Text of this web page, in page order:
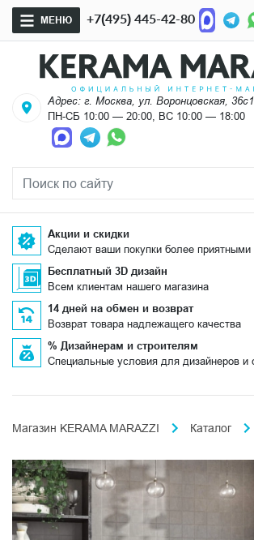
МЕНЮ +7(495) 445-42-80
Адрес: г. Москва, ул. Воронцовская, 36с1
ПН-СБ 10:00 — 20:00, ВС 10:00 — 18:00
Акции и скидки
Сделают ваши покупки более приятными
Бесплатный 3D дизайн
Всем клиентам нашего магазина
14 дней на обмен и возврат
Возврат товара надлежащего качества
% Дизайнерам и строителям
Специальные условия для дизайнеров и
Магазин KERAMA MARAZZI Каталог